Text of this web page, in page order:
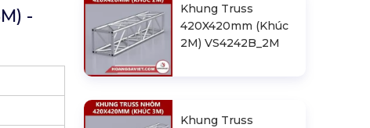
-
Khung Truss
420X420mm (Khúc
2M) VS4242B_2M
Khung Truss